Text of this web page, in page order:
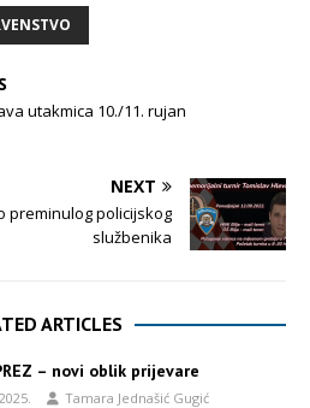
utakmica 10./11. rujan
NEXT
preminulog policijskog
službenika
ARTICLES
– novi oblik prijevare
Tamara Jednašić Gugić